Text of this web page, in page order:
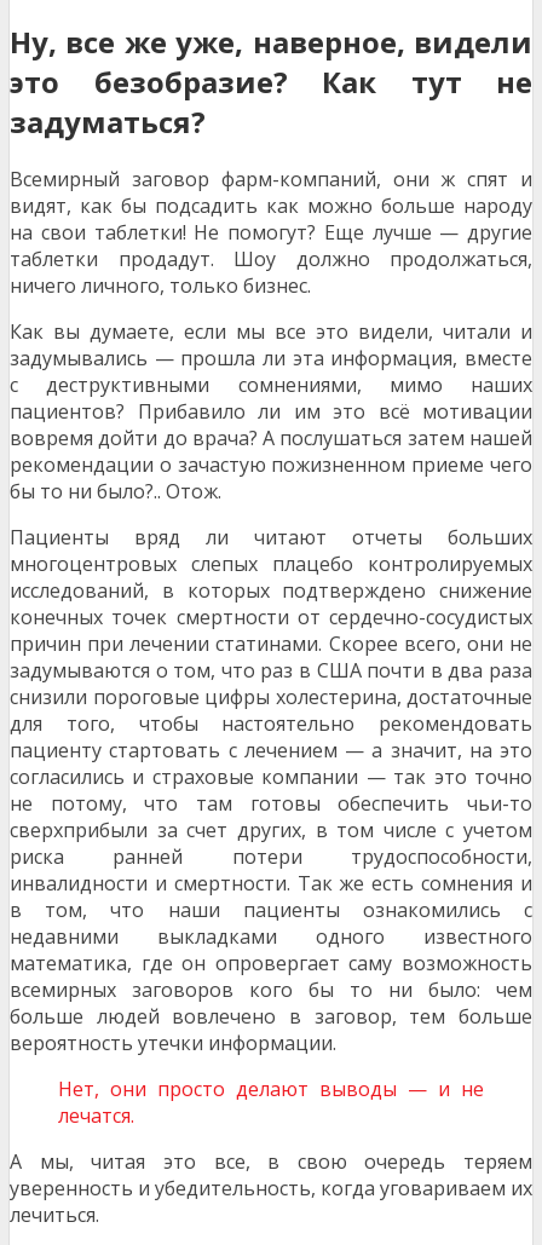
Ну, все же уже, наверное, видели
это безобразие? Как тут не
задуматься?
Всемирный заговор фарм-компаний, они ж спят и
видят, как бы подсадить как можно больше народу
на свои таблетки! Не помогут? Еще лучше — другие
таблетки продадут. Шоу должно продолжаться,
ничего личного, только бизнес.
Как вы думаете, если мы все это видели, читали и
задумывались — прошла ли эта информация, вместе
с деструктивными сомнениями, мимо наших
пациентов? Прибавило ли им это всё мотивации
вовремя дойти до врача? А послушаться затем нашей
рекомендации о зачастую пожизненном приеме чего
бы то ни было?.. Отож.
Пациенты вряд ли читают отчеты больших
многоцентровых слепых плацебо контролируемых
исследований, в которых подтверждено снижение
конечных точек смертности от сердечно-сосудистых
причин при лечении статинами. Скорее всего, они не
задумываются о том, что раз в США почти в два раза
снизили пороговые цифры холестерина, достаточные
для того, чтобы настоятельно рекомендовать
пациенту стартовать с лечением — а значит, на это
согласились и страховые компании — так это точно
не потому, что там готовы обеспечить чьи-то
сверхприбыли за счет других, в том числе с учетом
риска ранней потери трудоспособности,
инвалидности и смертности. Так же есть сомнения и
в том, что наши пациенты ознакомились с
недавними выкладками одного известного
математика, где он опровергает саму возможность
всемирных заговоров кого бы то ни было: чем
больше людей вовлечено в заговор, тем больше
вероятность утечки информации.
Нет, они просто делают выводы — и не
лечатся.
А мы, читая это все, в свою очередь теряем
уверенность и убедительность, когда уговариваем их
лечиться.